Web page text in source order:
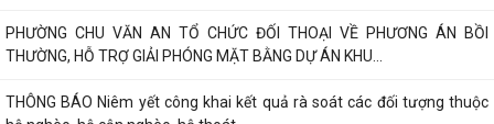
PHƯỜNG CHU VĂN AN TỔ CHỨC ĐỐI THOẠI VỀ PHƯƠNG ÁN BỒI
THƯỜNG, HỖ TRỢ GIẢI PHÓNG MẶT BẰNG DỰ ÁN KHU...
THÔNG BÁO Niêm yết công khai kết quả rà soát các đối tượng thuộc